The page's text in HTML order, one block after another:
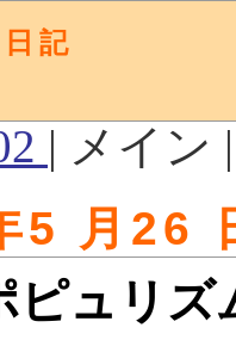
記
| メイン
5 月26
ピュリズ